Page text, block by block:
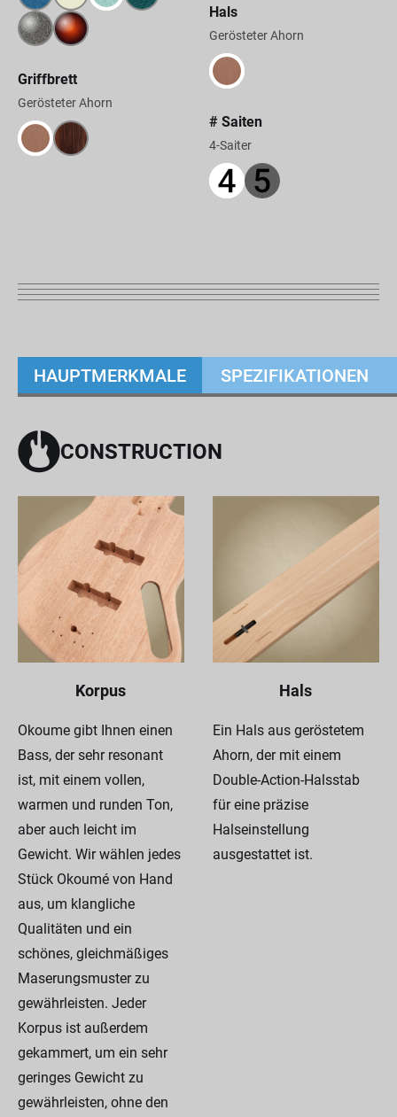
Griffbrett
Gerösteter Ahorn
Hals
Gerösteter Ahorn
# Saiten
4-Saiter
HAUPTMERKMALE SPEZIFIKATIONEN
CONSTRUCTION
Korpus
Okoume gibt Ihnen einen
Bass, der sehr resonant
ist, mit einem vollen,
warmen und runden Ton,
aber auch leicht im
Gewicht. Wir wählen jedes
Stück Okoumé von Hand
aus, um klangliche
Qualitäten und ein
schönes, gleichmäßiges
Maserungsmuster zu
gewährleisten. Jeder
Korpus ist außerdem
gekammert, um ein sehr
geringes Gewicht zu
gewährleisten, ohne den
Hals
Ein Hals aus geröstetem
Ahorn, der mit einem
Double-Action-Halsstab
für eine präzise
Halseinstellung
ausgestattet ist.